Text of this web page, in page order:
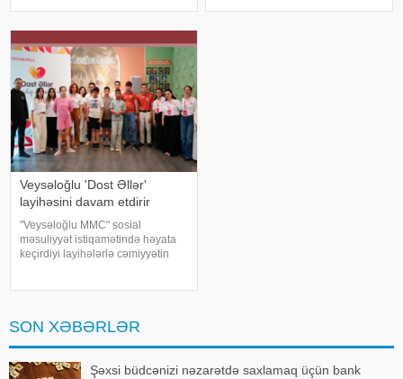
müştərilərinə daha gəlirli şərtlər
təqdim edir
Veysəloğlu 'Dost Əllər'
layihəsini davam etdirir
"Veysəloğlu MMC" sosial
məsuliyyət istiqamətində həyata
keçirdiyi layihələrlə cəmiyyətin
SON XƏBƏRLƏR
Şəxsi büdcənizi nəzarətdə saxlamaq üçün bank